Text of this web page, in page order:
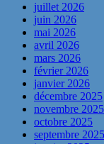
juillet 2026
juin 2026
mai 2026
avril 2026
mars 2026
février 2026
janvier 2026
décembre 2025
novembre 2025
octobre 2025
septembre 2025